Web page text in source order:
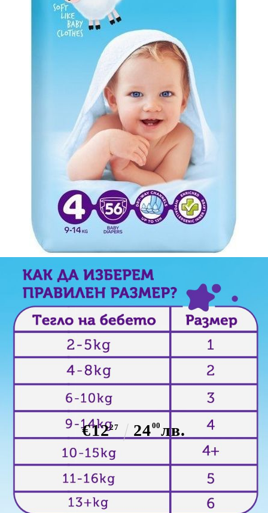
Пелени Sensitive Pufies 4, 9-14кг.
56 броя.
€1227 2400лв.
Има в наличност
Търси по марка: Pufies